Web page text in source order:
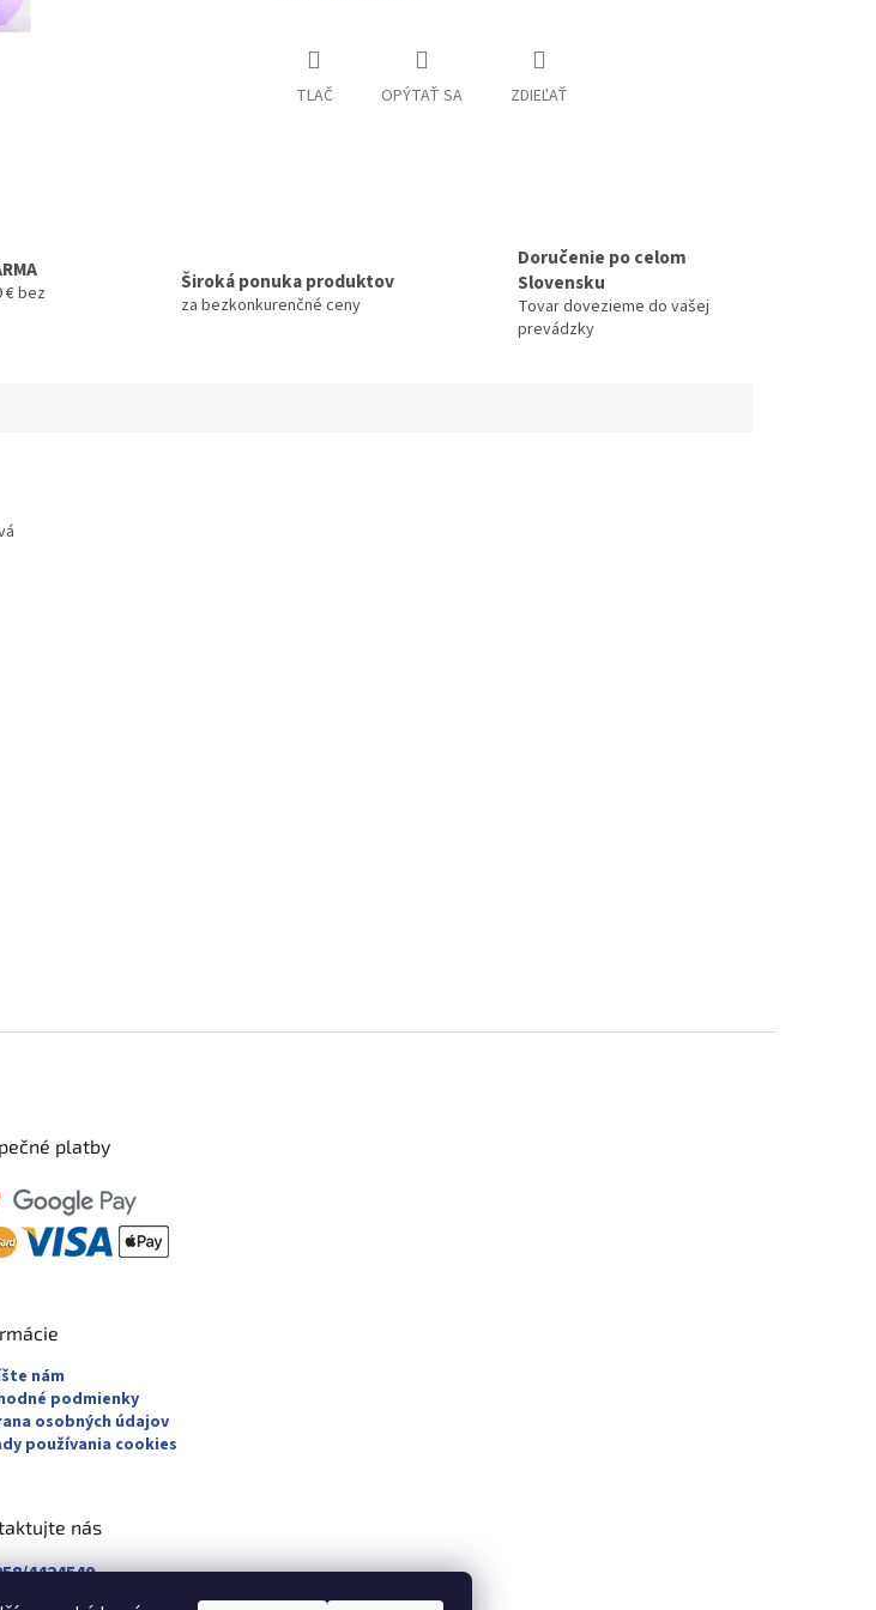
TLAČ OPÝTAŤ SA ZDIEĽAŤ
€ bez
Široká ponuka produktov
za bezkonkurenčné ceny
Doručenie po celom
Slovensku
Tovar dovezieme do vašej
prevádzky
platby
nám
podmienky
osobných údajov
používania cookies
nás
4424549
058/4882830